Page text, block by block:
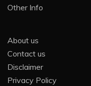
Other Info
About us
Contact us
Disclaimer
Privacy Policy